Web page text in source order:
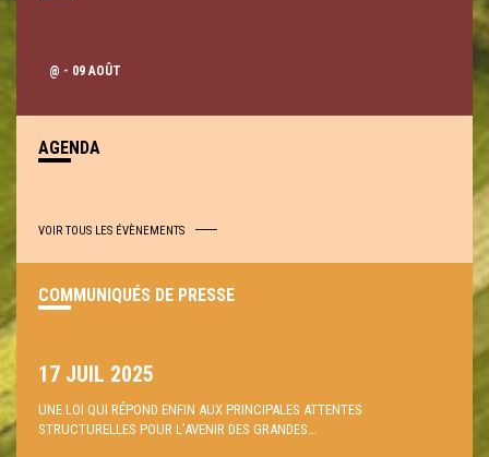
@ - 09 AOÛT
AGENDA
VOIR TOUS LES ÉVÈNEMENTS
COMMUNIQUÉS DE PRESSE
17 JUIL 2025
UNE LOI QUI RÉPOND ENFIN AUX PRINCIPALES ATTENTES
STRUCTURELLES POUR L’AVENIR DES GRANDES…